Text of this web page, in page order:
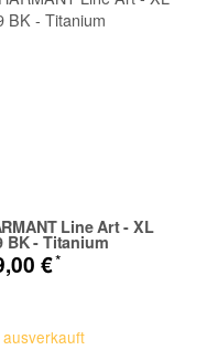
Line Art - XL
BK - Titanium
€*
ausverkauft